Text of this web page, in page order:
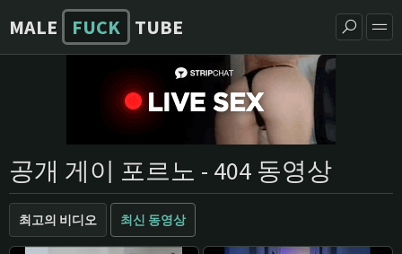
MALE FUCK TUBE
공개 게이 포르노 - 404 동영상
최고의 비디오 최신 동영상